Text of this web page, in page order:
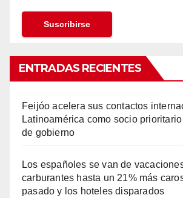
ENTRADAS RECIENTES
Feijóo acelera sus contactos
Latinoamérica como socio
de gobierno
Los españoles se van de
carburantes hasta un 21% más
pasado y los hoteles disparados